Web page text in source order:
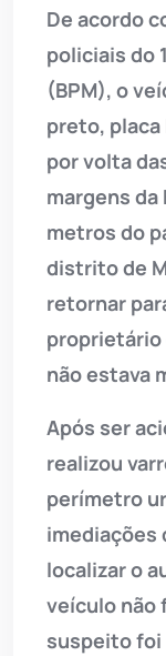
De acordo
policiais do
(BPM), o
preto, placa
por volta
margens da
metros do
distrito de
retornar
proprietário
não estava
Após ser
realizou
perímetro
imediações
localizar o
veículo não
suspeito foi